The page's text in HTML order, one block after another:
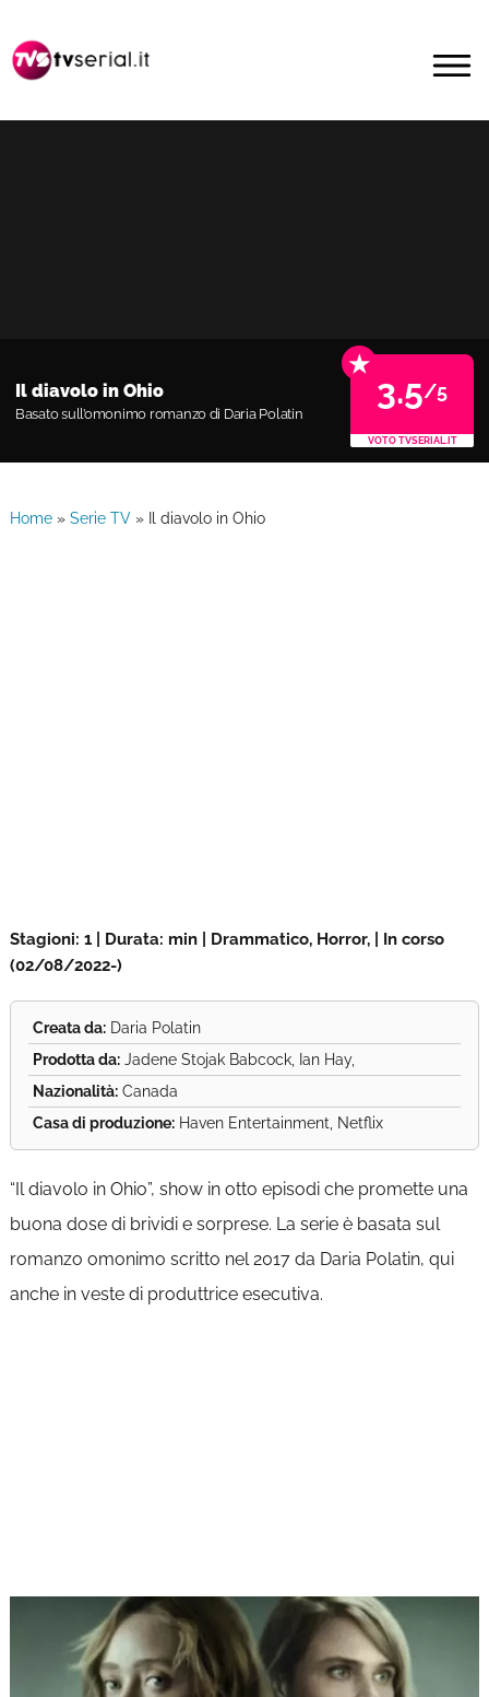
alla
navigazione
contenuto
MENU
Il diavolo in Ohio
Basato sull’omonimo romanzo di Daria Polatin
★
3.5/5
VOTO TVSERIAL.IT
Home» Serie TV» Il diavolo in Ohio
Stagioni: 1 | Durata: min | Drammatico, Horror, | In corso
(02/08/2022-)
Creata da:Daria Polatin
Prodotta da:Jadene Stojak Babcock, Ian Hay,
Nazionalità:Canada
Casa di produzione:Haven Entertainment, Netflix
“Il diavolo in Ohio”, show in otto episodi che promette una
buona dose di brividi e sorprese. La serie è basata sul
romanzo omonimo scritto nel 2017 da Daria Polatin, qui
anche in veste di produttrice esecutiva.